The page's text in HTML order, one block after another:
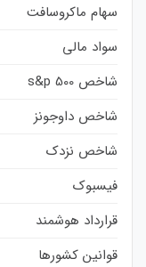
سهام ماکروسافت
سواد مالی
شاخص s&p 500
شاخص داوجونز
شاخص نزدک
فیسبوک
قرارداد هوشمند
قوانین کشورها